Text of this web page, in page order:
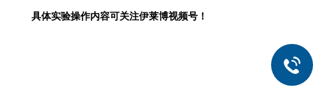
具体实验操作内容可关注伊莱博视频号！